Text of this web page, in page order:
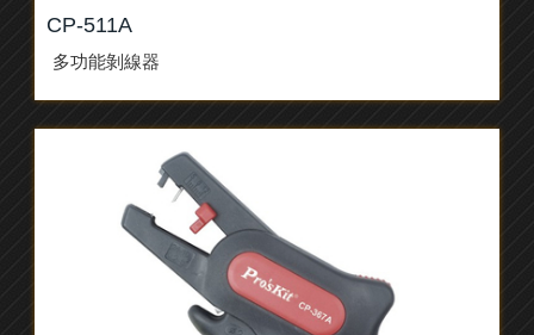
CP-511A
多功能剝線器